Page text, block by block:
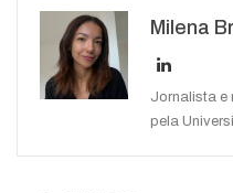
WhatsApp
Milena
Jornalista e
pela